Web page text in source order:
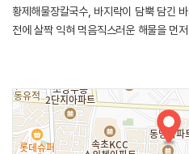
황제해물장칼국수, 바지락이 담뿍 담긴
전에 살짝 익혀 먹음직스러운 해물을 먼
육수에 면을 끓여 먹는다. 이후에 볶음
보쌈과 매콤한 낙지볶음, 묵은지와의 삼
주차장이 있어 이용이 편리하다.